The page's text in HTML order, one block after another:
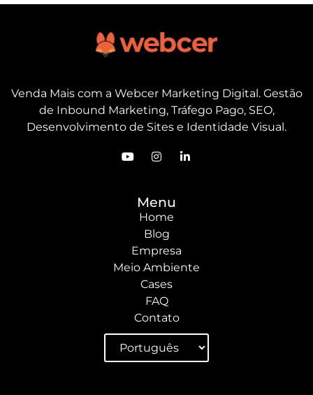
Venda Mais com a Webcer Marketing Digital. Gestão
de Inbound Marketing, Tráfego Pago, SEO,
Desenvolvimento de Sites e Identidade Visual.
Menu
Home
Blog
Empresa
Meio Ambiente
Cases
FAQ
Contato